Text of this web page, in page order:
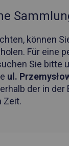
können
Für eine
Sie bitte
ul.
der in
Zeit.